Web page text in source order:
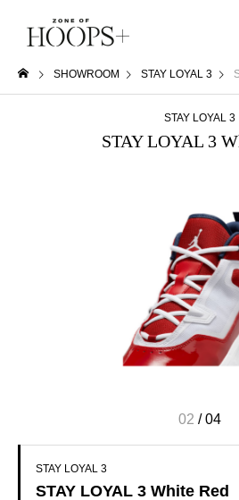
SHOWROOM STAY LOYAL 3
STAY LOYAL 3
STAY LOYAL 3
02 /04
STAY LOYAL 3
STAY LOYAL 3 White Red